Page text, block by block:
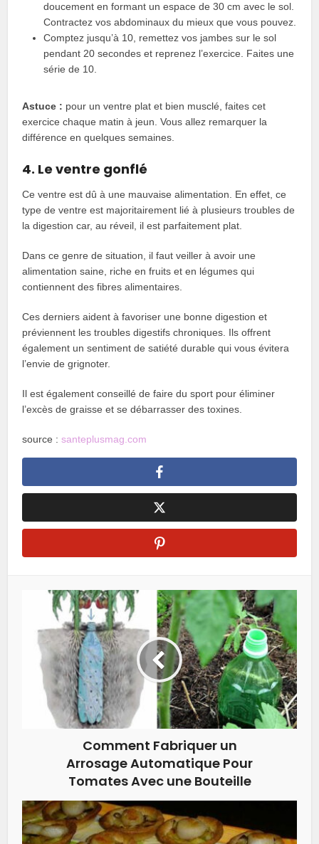
doucement en formant un espace de 30 cm avec le sol.
Contractez vos abdominaux du mieux que vous pouvez.
Comptez jusqu’à 10, remettez vos jambes sur le sol
pendant 20 secondes et reprenez l’exercice. Faites une
série de 10.
Astuce : pour un ventre plat et bien musclé, faites cet
exercice chaque matin à jeun. Vous allez remarquer la
différence en quelques semaines.
4. Le ventre gonflé
Ce ventre est dû à une mauvaise alimentation. En effet, ce
type de ventre est majoritairement lié à plusieurs troubles de
la digestion car, au réveil, il est parfaitement plat.
Dans ce genre de situation, il faut veiller à avoir une
alimentation saine, riche en fruits et en légumes qui
contiennent des fibres alimentaires.
Ces derniers aident à favoriser une bonne digestion et
préviennent les troubles digestifs chroniques. Ils offrent
également un sentiment de satiété durable qui vous évitera
l’envie de grignoter.
Il est également conseillé de faire du sport pour éliminer
l’excès de graisse et se débarrasser des toxines.
source :santeplusmag.com
Comment Fabriquer un
Arrosage Automatique Pour
Tomates Avec une Bouteille